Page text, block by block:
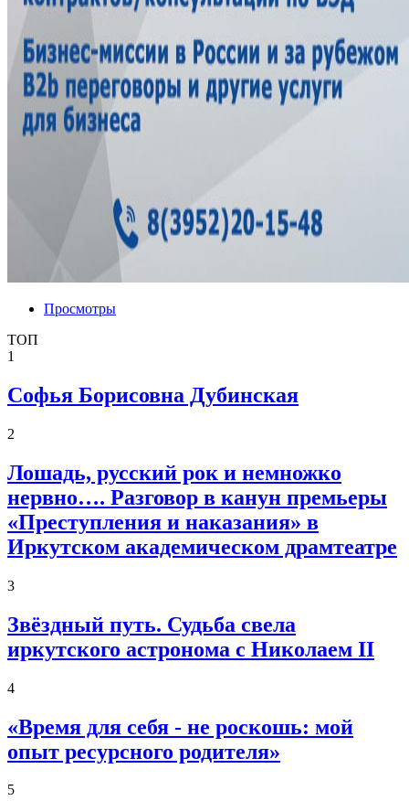
Просмотры
ТОП
1
Софья Борисовна Дубинская
2
Лошадь, русский рок и немножко
нервно…. Разговор в канун премьеры
«Преступления и наказания» в
Иркутском академическом драмтеатре
3
Звёздный путь. Судьба свела
иркутского астронома с Николаем II
4
«Время для себя - не роскошь: мой
опыт ресурсного родителя»
5